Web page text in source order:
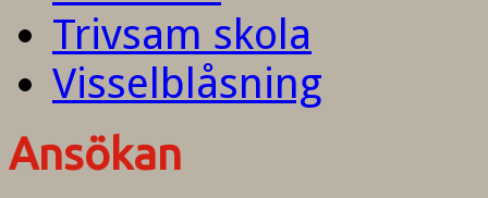
Trivsam skola
Visselblåsning
Ansökan